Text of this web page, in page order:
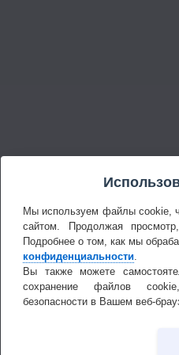
Мы используем файлы cookie,
сайтом. Продолжая
Подробнее о том, как мы
конфиденциальности.
Вы также можете
сохранение файлов
безопасности в Вашем веб-